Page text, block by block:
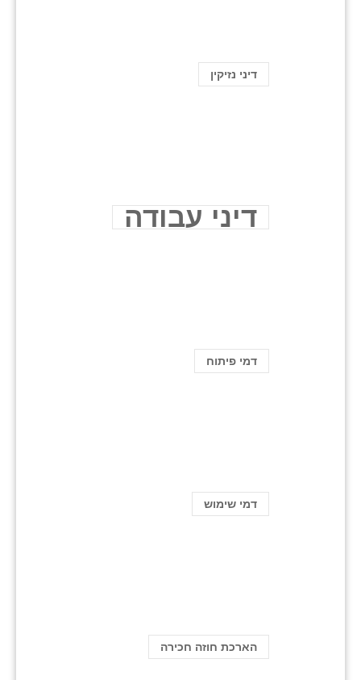
דיני נזיקין
דיני עבודה
דמי פיתוח
דמי שימוש
הארכת חוזה חכירה